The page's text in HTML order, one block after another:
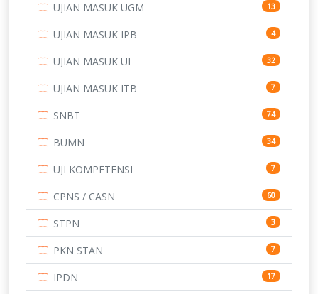
SMA 146
SMK 231
SMP 134
STIP 2
153
345
UNIVERSITAS AIRLANGGA 15
16
15
15
14
UJIAN MASUK UGM 13
UJIAN MASUK IPB 4
UJIAN MASUK UI 32
UJIAN MASUK ITB 7
SNBT 74
BUMN 34
UJI KOMPETENSI 7
CPNS / CASN 60
STPN 3
PKN STAN 7
IPDN 17